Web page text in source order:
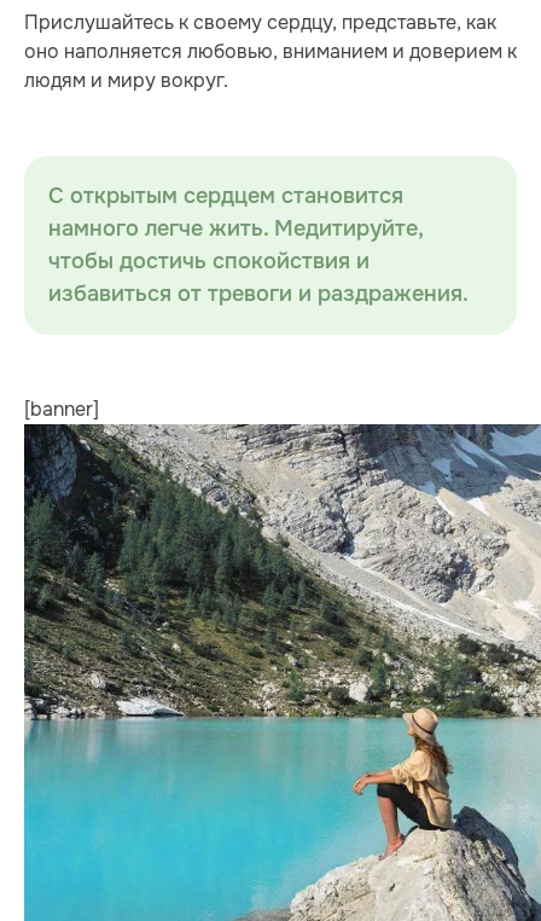
Прислушайтесь к своему сердцу, представьте, как
оно наполняется любовью, вниманием и доверием к
людям и миру вокруг.
С открытым сердцем становится
намного легче жить. Медитируйте,
чтобы достичь спокойствия и
избавиться от тревоги и раздражения.
[banner]